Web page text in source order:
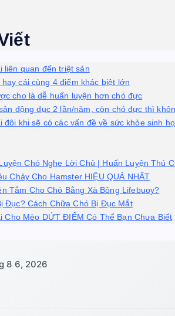
liên quan đến triệt sản
cái cùng 4 điểm khác biệt lớn
cho là dễ huấn luyện hơn chó đực
động dục 2 lần/năm, còn chó đực thì
đôi khi sẽ có các vấn đề về sức khỏe sinh
Chó Nghe Lời Chủ | Huấn Luyện Thú
Chảy Cho Hamster HIỆU QUẢ NHẤT
Tắm Cho Chó Bằng Xà Bông Lifebuoy?
Đục? Cách Chữa Chó Bị Đục Mắt
Cho Mèo DỨT ĐIỂM Có Thể Bạn Chưa Biết
8 6, 2026